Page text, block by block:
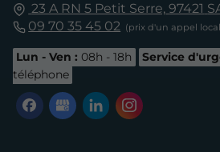
23 A RN 5 Petit Serre, 97421
09 70 35 45 02
Lun - Ven : 08h - 18h Service
téléphone